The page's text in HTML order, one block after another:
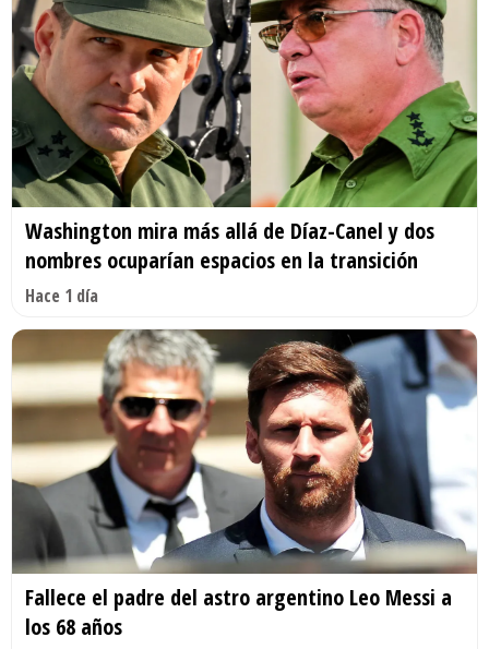
Washington mira más allá de Díaz-Canel y dos
nombres ocuparían espacios en la transición
Hace 1 día
Fallece el padre del astro argentino Leo Messi a
los 68 años